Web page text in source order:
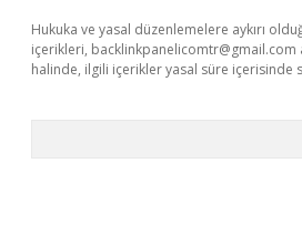
Hukuka ve yasal düzenlemelere aykırı
içerikleri, backlinkpanelicomtr@gmail.com
halinde, ilgili içerikler yasal süre içerisinde